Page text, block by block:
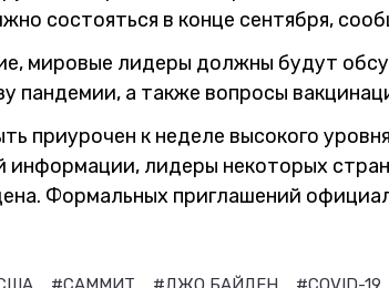
состояться в конце сентября,
мировые лидеры должны будут
пандемии, а также вопросы
приурочен к неделе высокого
информации, лидеры некоторых
Формальных приглашений